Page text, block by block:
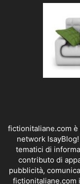
fictionitaliane.com è
network
tematici di
contributo di
pubblicità,
fictionitaliane.com